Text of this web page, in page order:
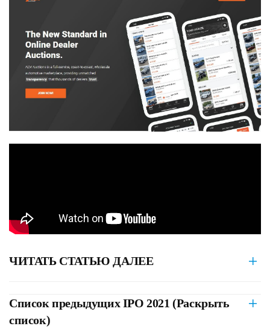
ЧИТАТЬ СТАТЬЮ ДАЛЕЕ
Список предыдущих IPO 2021 (Раскрыть
список)